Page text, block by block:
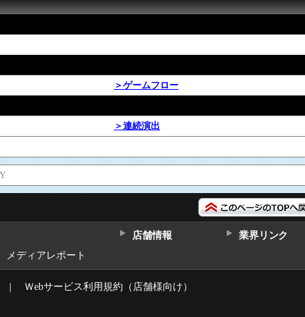
＞ゲームフロー
＞連続演出
メディアレポート
店舗情報 業界リンク
｜ Ｗebサービス利用規約（店舗様向け）